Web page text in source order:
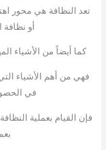
تعد النظافة هي محور
أو نظافة
كما أيضاً من الأشياء
فهي من أهم الأشياء
في
فإن القيام بعملية